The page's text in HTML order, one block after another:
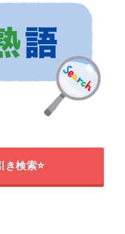
き検索⭐